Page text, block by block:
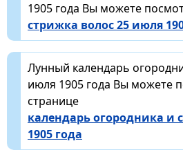
1905 года Вы можете
стрижка волос 25 июля
Лунный календарь
июля 1905 года Вы можете
странице
календарь огородника и
1905 года